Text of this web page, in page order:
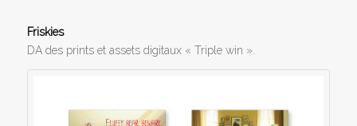
Friskies
DA des prints et assets digitaux « Triple win ».